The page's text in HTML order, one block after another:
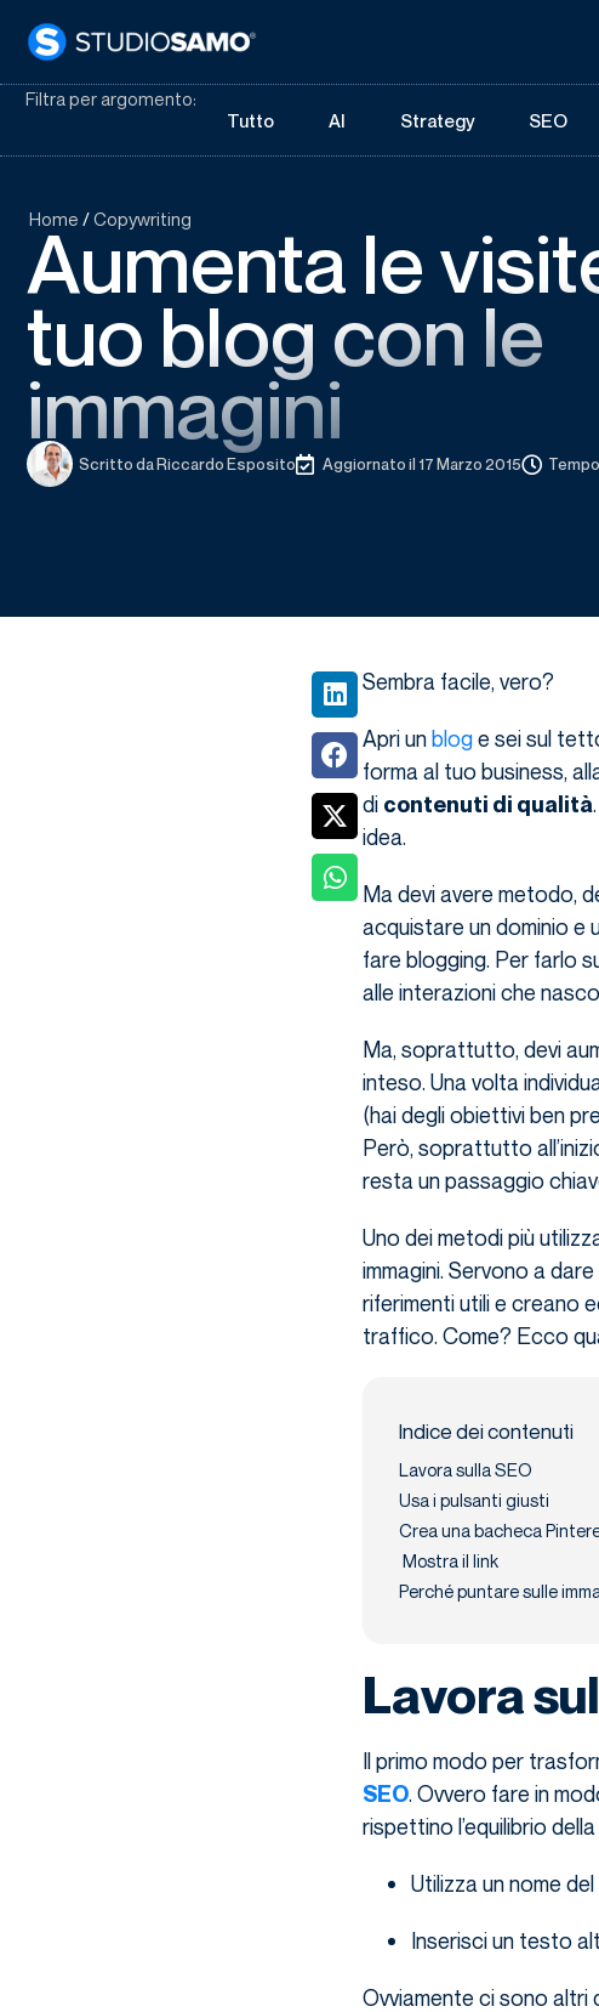
Filtra per argomento:
Tutto
AI Strategy SEO
Home /Copywriting
Aumenta le
tuo blog con le
immagini
Scritto daRiccardo Esposito Aggiornato il 17 Marzo 2015
Sembra facile, vero?
Apri unbloge sei sul
forma al tuo business,
di contenuti di qualità
idea.
Ma devi avere metodo,
acquistare un dominio e
fare blogging. Per farlo
alle interazioni che
Ma, soprattutto, devi
inteso. Una volta
(hai degli obiettivi ben
Però, soprattutto
resta un passaggio
Uno dei metodi più
immagini. Servono a
riferimenti utili e creano
traffico. Come? Ecco
Indice dei contenuti
Lavora sulla SEO
Usa i pulsanti giusti
Crea una bacheca
Mostra il link
Perché puntare sulle
Lavora
Il primo modo per
SEO. Ovvero fare in
rispettino l’equilibrio
Utilizza un nome
Inserisci un testo
Ovviamente ci sono altri